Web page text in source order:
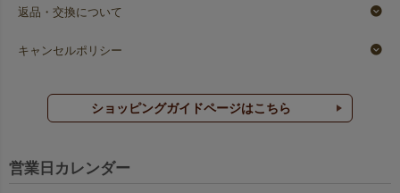
返品・交換について
キャンセルポリシー
ショッピングガイドページはこちら
営業日カレンダー